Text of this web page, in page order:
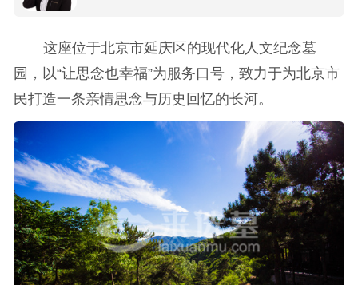
这座位于北京市延庆区的现代化人文纪念墓
园，以“让思念也幸福”为服务口号，致力于为北京市
民打造一条亲情思念与历史回忆的长河。